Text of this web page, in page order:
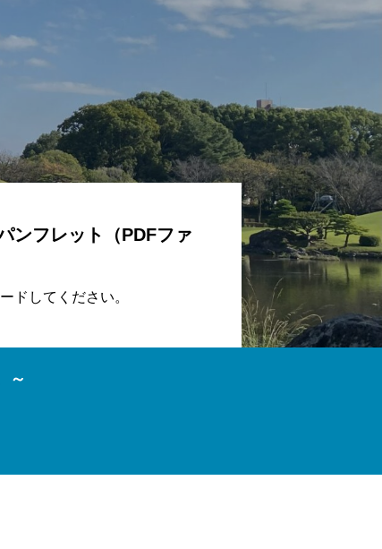
ンフレット（PDFファ
ドしてください。
～